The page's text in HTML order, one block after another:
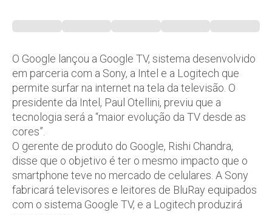
O Google lançou a Google TV, sistema desenvolvido
em parceria com a Sony, a Intel e a Logitech que
permite surfar na internet na tela da televisão. O
presidente da Intel, Paul Otellini, previu que a
tecnologia será a “maior evolução da TV desde as
cores”.
O gerente de produto do Google, Rishi Chandra,
disse que o objetivo é ter o mesmo impacto que o
smartphone teve no mercado de celulares. A Sony
fabricará televisores e leitores de BluRay equipados
com o sistema Google TV, e a Logitech produzirá